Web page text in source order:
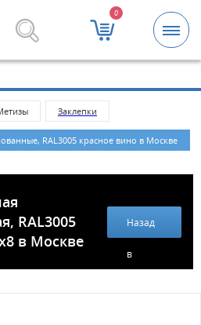
0
оптом. Минимальная
Заклепки
RAL3005 красное вино в Москве
RAL3005
в Москве
Назад
в